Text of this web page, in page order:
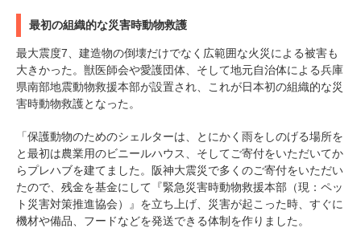
最初の組織的な災害時動物救護
最大震度7、建造物の倒壊だけでなく広範囲な火災による被害も
大きかった。獣医師会や愛護団体、そして地元自治体による兵庫
県南部地震動物救援本部が設置され、これが日本初の組織的な災
害時動物救護となった。
「保護動物のためのシェルターは、とにかく雨をしのげる場所を
と最初は農業用のビニールハウス、そしてご寄付をいただいてか
らプレハブを建てました。阪神大震災で多くのご寄付をいただい
たので、残金を基金にして『緊急災害時動物救援本部（現：ペッ
ト災害対策推進協会）』を立ち上げ、災害が起こった時、すぐに
機材や備品、フードなどを発送できる体制を作りました。